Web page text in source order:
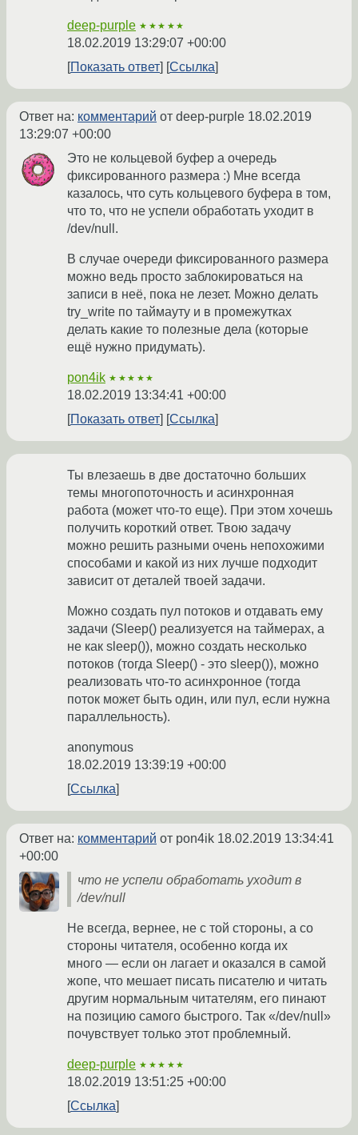
deep-purple ★★★★★
18.02.2019 13:29:07 +00:00
Показать ответ
Ссылка
Ответ на: комментарий от deep-purple 18.02.2019
13:29:07 +00:00
Это не кольцевой буфер а очередь
фиксированного размера :) Мне всегда
казалось, что суть кольцевого буфера в том,
что то, что не успели обработать уходит в
/dev/null.
В случае очереди фиксированного размера
можно ведь просто заблокироваться на
записи в неё, пока не лезет. Можно делать
try_write по таймауту и в промежутках
делать какие то полезные дела (которые
ещё нужно придумать).
pon4ik ★★★★★
18.02.2019 13:34:41 +00:00
Показать ответ
Ссылка
Ты влезаешь в две достаточно больших
темы многопоточность и асинхронная
работа (может что-то еще). При этом хочешь
получить короткий ответ. Твою задачу
можно решить разными очень непохожими
способами и какой из них лучше подходит
зависит от деталей твоей задачи.
Можно создать пул потоков и отдавать ему
задачи (Sleep() реализуется на таймерах, а
не как sleep()), можно создать несколько
потоков (тогда Sleep() - это sleep()), можно
реализовать что-то асинхронное (тогда
поток может быть один, или пул, если нужна
параллельность).
anonymous
18.02.2019 13:39:19 +00:00
Ссылка
Ответ на: комментарий от pon4ik 18.02.2019 13:34:41
+00:00
что не успели обработать уходит в
/dev/null
Не всегда, вернее, не с той стороны, а со
стороны читателя, особенно когда их
много — если он лагает и оказался в самой
жопе, что мешает писать писателю и читать
другим нормальным читателям, его пинают
на позицию самого быстрого. Так «/dev/null»
почувствует только этот проблемный.
deep-purple ★★★★★
18.02.2019 13:51:25 +00:00
Ссылка